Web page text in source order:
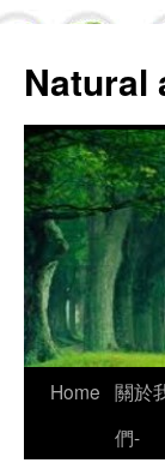
Natural
Skip
Home 關於
們-